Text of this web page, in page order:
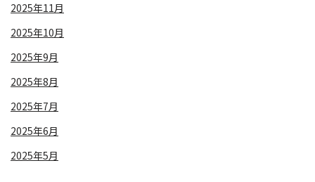
2025年11月
2025年10月
2025年9月
2025年8月
2025年7月
2025年6月
2025年5月